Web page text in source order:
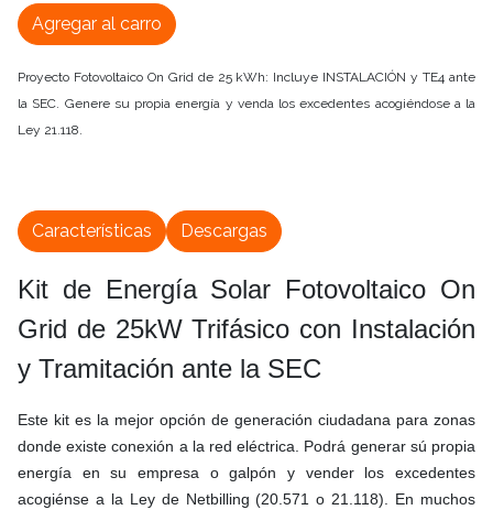
Agregar al carro
Proyecto Fotovoltaico On Grid de 25 kWh: Incluye INSTALACIÓN y TE4 ante
la SEC. Genere supropia energía y venda los excedentes acogiéndose a la
Ley 21.118.
Kit de Energía Solar Fotovoltaico On
Grid de 25kW Trifásico con Instalación
y Tramitación ante la SEC
Este kit es la mejor opción de generación ciudadana para zonas
donde existe conexión a la red eléctrica. Podrá generar sú propia
energía en su empresa o galpón y vender los excedentes
acogiénse a la Ley de Netbilling (20.571 o 21.118). En muchos
Características Descargas